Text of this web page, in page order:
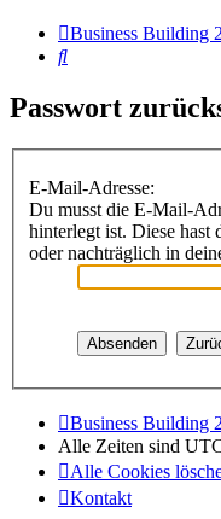
Business Building
Suche
Passwort
E-Mail-Adresse:
Du musst die E-Mail-
hinterlegt ist. Diese hast
oder nachträglich in
Business Building
Alle Zeiten sind
Alle Cookies
Kontakt